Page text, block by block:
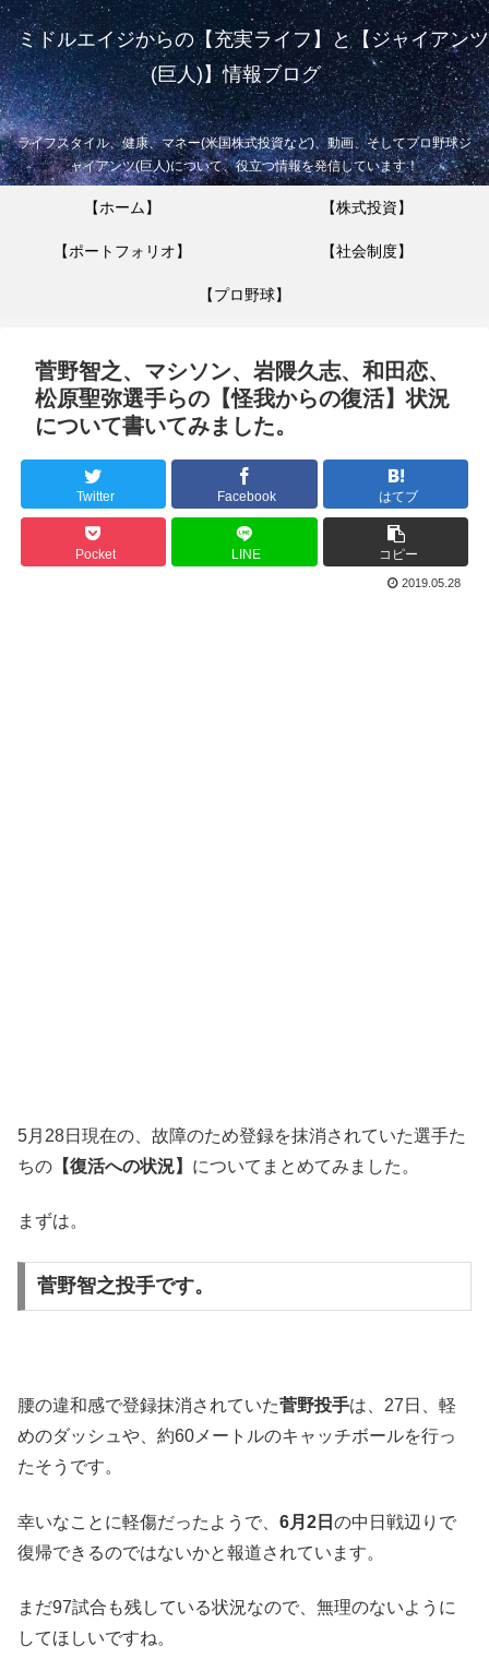
ミドルエイジからの【充実ライフ】と【ジャイアンツ
(巨人)】情報ブログ
ライフスタイル、健康、マネー(米国株式投資など)、動画、そしてプロ野球ジ
ャイアンツ(巨人)について、役立つ情報を発信しています！
【ホーム】 【株式投資】
【ポートフォリオ】 【社会制度】
【プロ野球】
菅野智之、マシソン、岩隈久志、和田恋、
松原聖弥選手らの【怪我からの復活】状況
について書いてみました。
Twitter Facebook はてブ
Pocket LINE コピー
2019.05.28
5月28日現在の、故障のため登録を抹消されていた選手た
ちの 【復活への状況】 についてまとめてみました。
まずは。
菅野智之投手です。
腰の違和感で登録抹消されていた菅野投手は、27日、軽
めのダッシュや、約60メートルのキャッチボールを行っ
たそうです。
幸いなことに軽傷だったようで、 6月2日 の中日戦辺りで
復帰できるのではないかと報道されています。
まだ97試合も残している状況なので、無理のないように
してほしいですね。